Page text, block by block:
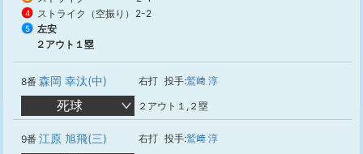
4 ストライク（空振り） 2-2
5
左安
２アウト１塁
8番 森岡 幸汰(中) 右打 投手:鷲﨑 淳
死球 ２アウト１,２塁
9番 江原 旭飛(三) 右打 投手:鷲﨑 淳